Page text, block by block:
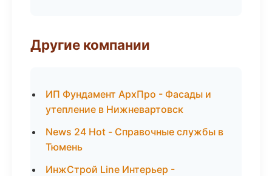
Другие компании
ИП Фундамент АрхПро - Фасады и
утепление в Нижневартовск
News 24 Hot - Справочные службы в
Тюмень
ИнжСтрой Line Интерьер -